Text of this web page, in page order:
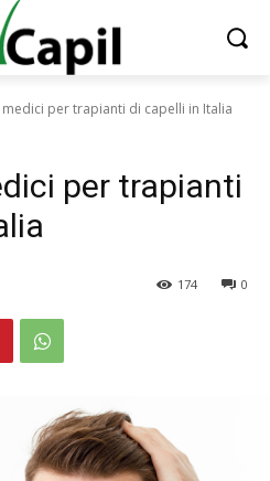
per trapianti di capelli in Italia
per trapianti
0
174